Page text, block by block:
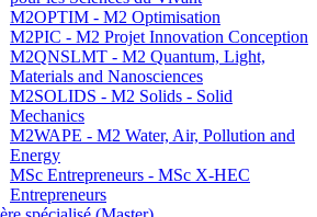
M2OPTIM - M2 Optimisation
M2PIC - M2 Projet Innovation Conception
M2QNSLMT - M2 Quantum, Light,
Materials and Nanosciences
M2SOLIDS - M2 Solids - Solid
Mechanics
M2WAPE - M2 Water, Air, Pollution and
Energy
MSc Entrepreneurs - MSc X-HEC
Entrepreneurs